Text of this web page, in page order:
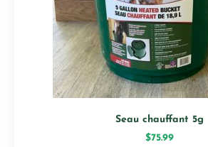
Seau chauffant 5g
$75.99